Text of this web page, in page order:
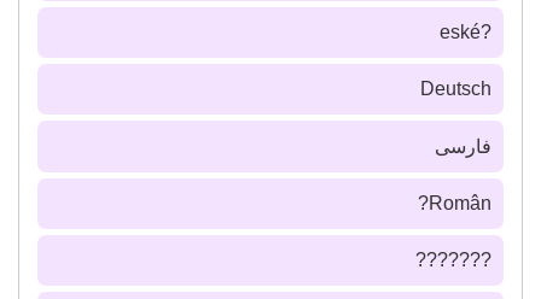
?eské
Deutsch
فارسى
Român?
???????